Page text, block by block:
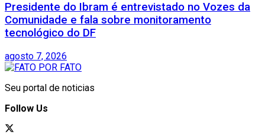
Presidente do Ibram é entrevistado no Vozes da
Comunidade e fala sobre monitoramento
tecnológico do DF
agosto 7, 2026
Seu portal de noticias
Follow Us